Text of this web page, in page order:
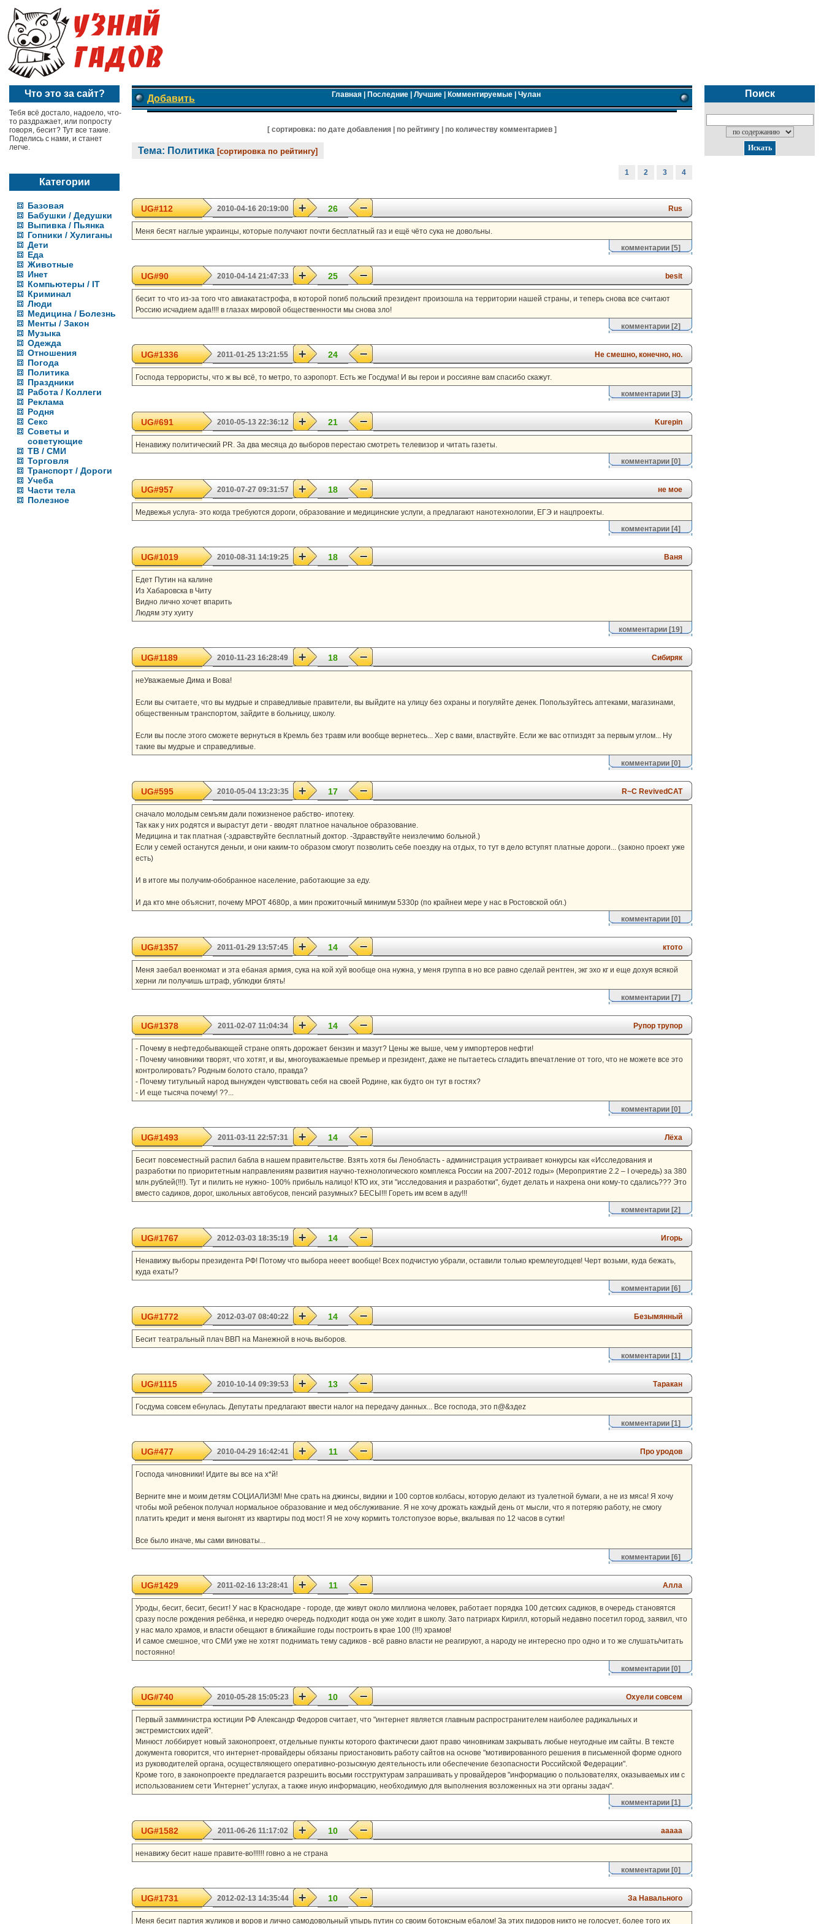
Что это за сайт?
Тебя всё достало, надоело, что-
то раздражает, или попросту
говоря, бесит? Тут все такие.
Поделись с нами, и станет
легче.
Категории
Базовая
Бабушки / Дедушки
Выпивка / Пьянка
Гопники / Хулиганы
Дети
Еда
Животные
Инет
Компьютеры / IT
Криминал
Люди
Медицина / Болезнь
Менты / Закон
Музыка
Одежда
Отношения
Погода
Политика
Праздники
Работа / Коллеги
Реклама
Родня
Секс
Советы и
советующие
ТВ / СМИ
Торговля
Транспорт / Дороги
Учеба
Части тела
Полезное
Добавить Главная| Последние| Лучшие| Комментируемые| Чулан
[ cортировка: по дате добавления по рейтингу по количеству комментариев ]
Тема: Политика [сортировка по рейтингу]
1 2 3 4
UG#112 2010-04-16 20:19:00 26 Rus
Меня бесят наглые украинцы, которые получают почти бесплатный газ и ещё чёто сука не довольны.
комментарии[5]
UG#90 2010-04-14 21:47:33 25 besit
бесит то что из-за того что авиакатастрофа, в которой погиб польский президент произошла на территории нашей страны, и теперь снова все считают
Россию исчадием ада!!!! в глазах мировой общественности мы снова зло!
комментарии[2]
UG#1336 2011-01-25 13:21:55 24 Не смешно, конечно, но.
Господа террористы, что ж вы всё, то метро, то аэропорт. Есть же Госдума! И вы герои и россияне вам спасибо скажут.
комментарии[3]
UG#691 2010-05-13 22:36:12 21 Kurepin
Ненавижу политический PR. За два месяца до выборов перестаю смотреть телевизор и читать газеты.
комментарии[0]
UG#957 2010-07-27 09:31:57 18 не мое
Медвежья услуга- это когда требуются дороги, образование и медицинские услуги, а предлагают нанотехнологии, ЕГЭ и нацпроекты.
комментарии[4]
UG#1019 2010-08-31 14:19:25 18 Ваня
Едет Путин на калине
Из Хабаровска в Читу
Видно лично хочет впарить
Людям эту хуиту
комментарии [19]
UG#1189 2010-11-23 16:28:49 18 Сибиряк
неУважаемые Дима и Вова!
Если вы считаете, что вы мудрые и справедливые правители, вы выйдите на улицу без охраны и погуляйте денек. Попользуйтесь аптеками, магазинами,
общественным транспортом, зайдите в больницу, школу.
Если вы после этого сможете вернуться в Кремль без травм или вообще вернетесь... Хер с вами, властвуйте. Если же вас отпиздят за первым углом... Ну
такие вы мудрые и справедливые.
комментарии[0]
UG#595 2010-05-04 13:23:35 17 R~С RеvivеdCАТ
сначало молодым семъям дали пожизненое рабство- ипотеку.
Так как у них родятся и вырастут дети - вводят платное начальное образование.
Медицина и так платная (-здравствуйте бесплатный доктор. -Здравствуйте неизлечимо больной.)
Если у семей останутся деньги, и они каким-то образом смогут позволить себе поездку на отдых, то тут в дело вступят платные дороги... (законо проект уже
есть)
И в итоге мы получим-обобранное население, работающие за еду.
И да кто мне объяснит, почему МРОТ 4680р, а мин прожиточный минимум 5330р (по крайнеи мере у нас в Ростовской обл.)
комментарии[0]
UG#1357 2011-01-29 13:57:45 14 ктото
Меня заебал военкомат и эта ебаная армия, сука на кой хуй вообще она нужна, у меня группа в но все равно сделай рентген, экг эхо кг и еще дохуя всякой
херни ли получишь штраф, ублюдки блять!
комментарии[7]
UG#1378 2011-02-07 11:04:34 14 Рупор трупор
- Почему в нефтедобывающей стране опять дорожает бензин и мазут? Цены же выше, чем у импортеров нефти!
- Почему чиновники творят, что хотят, и вы, многоуважаемые премьер и президент, даже не пытаетесь сгладить впечатление от того, что не можете все это
контролировать? Родным болото стало, правда?
- Почему титульный народ вынужден чувствовать себя на своей Родине, как будто он тут в гостях?
- И еще тысяча почему! ??...
комментарии[0]
UG#1493 2011-03-11 22:57:31 14 Лёха
Бесит повсеместный распил бабла в нашем правительстве. Взять хотя бы Ленобласть - администрация устраивает конкурсы как «Исследования и
разработки по приоритетным направлениям развития научно-технологического комплекса России на 2007-2012 годы» (Мероприятие 2.2 – I очередь) за 380
млн.рублей(!!!). Тут и пилить не нужно- 100% прибыль налицо! КТО их, эти "исследования и разработки", будет делать и нахрена они кому-то сдались??? Это
вместо садиков, дорог, школьных автобусов, пенсий разумных? БЕСЫ!!! Гореть им всем в аду!!!
комментарии[2]
UG#1767 2012-03-03 18:35:19 14 Игорь
Ненавижу выборы президента РФ! Потому что выбора нееет вообще! Всех подчистую убрали, оставили только кремлеугодцев! Черт возьми, куда бежать,
куда ехать!?
комментарии[6]
UG#1772 2012-03-07 08:40:22 14 Безымянный
Бесит театральный плач ВВП на Манежной в ночь выборов.
комментарии[1]
UG#1115 2010-10-14 09:39:53 13 Таракан
Госдума совсем ебнулась. Депутаты предлагают ввести налог на передачу данных... Все господа, это п@&здеz
комментарии[1]
UG#477 2010-04-29 16:42:41 11 Про уродов
Господа чиновники! Идите вы все на х*й!
Верните мне и моим детям СОЦИАЛИЗМ! Мне срать на джинсы, видики и 100 сортов колбасы, которую делают из туалетной бумаги, а не из мяса! Я хочу
чтобы мой ребенок получал нормальное образование и мед обслуживание. Я не хочу дрожать каждый день от мысли, что я потеряю работу, не смогу
платить кредит и меня выгонят из квартиры под мост! Я не хочу кормить толстопузое ворье, вкалывая по 12 часов в сутки!
Все было иначе, мы сами виноваты...
комментарии[6]
UG#1429 2011-02-16 13:28:41 11 Алла
Уроды, бесит, бесит, бесит! У нас в Краснодаре - городе, где живут около миллиона человек, работает порядка 100 детских садиков, в очередь становятся
сразу после рождения ребёнка, и нередко очередь подходит когда он уже ходит в школу. Зато патриарх Кирилл, который недавно посетил город, заявил, что
у нас мало храмов, и власти обещают в ближайшие годы построить в крае 100 (!!!) храмов!
И самое смешное, что СМИ уже не хотят поднимать тему садиков - всё равно власти не реагируют, а народу не интересно про одно и то же слушать/читать
постоянно!
комментарии[0]
UG#740 2010-05-28 15:05:23 10 Охуели совсем
Первый замминистра юстиции РФ Александр Федоров считает, что "интернет является главным распространителем наиболее радикальных и
экстремистских идей".
Минюст лоббирует новый законопроект, отдельные пункты которого фактически дают право чиновникам закрывать любые неугодные им сайты. В тексте
документа говорится, что интернет-провайдеры обязаны приостановить работу сайтов на основе "мотивированного решения в письменной форме одного
из руководителей органа, осуществляющего оперативно-розыскную деятельность или обеспечение безопасности Российской Федерации".
Кроме того, в законопроекте предлагается разрешить восьми госструктурам запрашивать у провайдеров "информацию о пользователях, оказываемых им с
использованием сети 'Интернет' услугах, а также иную информацию, необходимую для выполнения возложенных на эти органы задач".
комментарии[1]
UG#1582 2011-06-26 11:17:02 10 ааааа
ненавижу бесит наше правите-во!!!!!! говно а не страна
комментарии[0]
UG#1731 2012-02-13 14:35:44 10 За Навального
Меня бесит партия жуликов и воров и лично самодовольный упырь путин со своим ботоксным ебалом! За этих пидоров никто не голосует, более того их
Поиск